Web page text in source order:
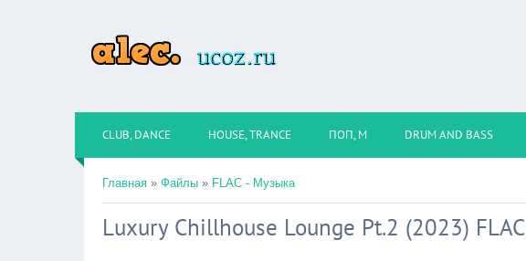
CLUB, DANCE HOUSE, TRANCE ПОП, М DRUM AND BASS
Главная » Файлы » FLAC - Музыка
Luxury Chillhouse Lounge Pt.2 (2023) FLAC